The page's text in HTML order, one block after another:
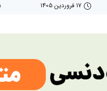
17 فروردین 1405